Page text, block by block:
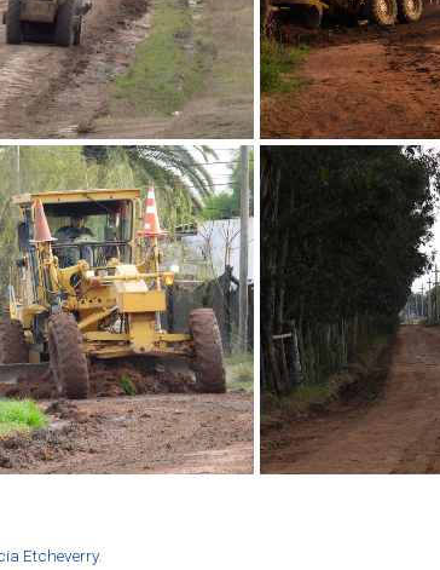
Etcheverry.